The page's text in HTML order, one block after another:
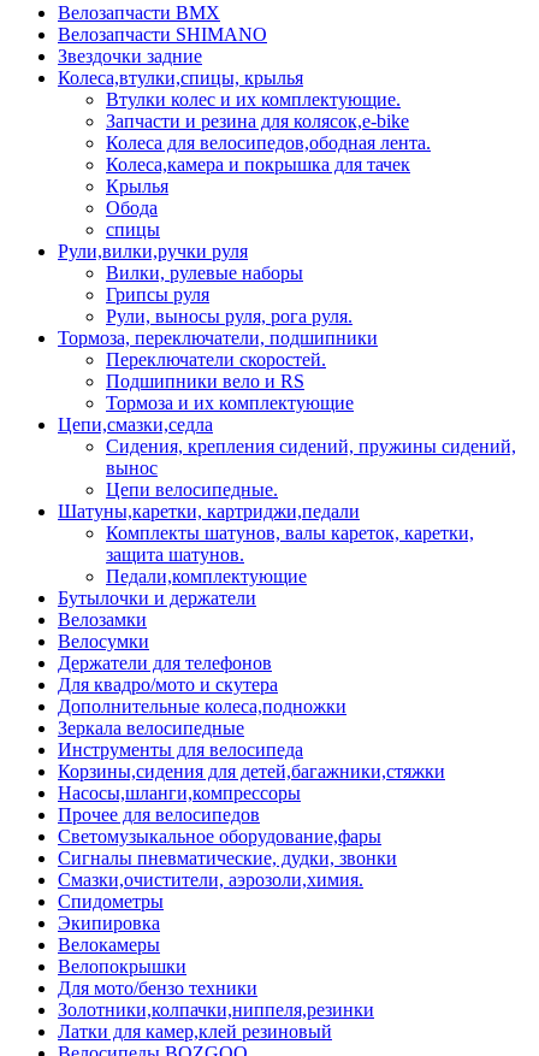
Велозапчасти BMX
Велозапчасти SHIMANO
Звездочки задние
Колеса,втулки,спицы, крылья
Втулки колес и их комплектующие.
Запчасти и резина для колясок,e-bike
Колеса для велосипедов,ободная лента.
Колеса,камера и покрышка для тачек
Крылья
Обода
спицы
Рули,вилки,ручки руля
Вилки, рулевые наборы
Грипсы руля
Рули, выносы руля, рога руля.
Тормоза, переключатели, подшипники
Переключатели скоростей.
Подшипники вело и RS
Тормоза и их комплектующие
Цепи,смазки,седла
Сидения, крепления сидений, пружины сидений,
вынос
Цепи велосипедные.
Шатуны,каретки, картриджи,педали
Комплекты шатунов, валы кареток, каретки,
защита шатунов.
Педали,комплектующие
Бутылочки и держатели
Велозамки
Велосумки
Держатели для телефонов
Для квадро/мото и скутера
Дополнительные колеса,подножки
Зеркала велосипедные
Инструменты для велосипеда
Корзины,сидения для детей,багажники,стяжки
Насосы,шланги,компрессоры
Прочее для велосипедов
Светомузыкальное оборудование,фары
Сигналы пневматические, дудки, звонки
Смазки,очистители, аэрозоли,химия.
Спидометры
Экипировка
Велокамеры
Велопокрышки
Для мото/бензо техники
Золотники,колпачки,ниппеля,резинки
Латки для камер,клей резиновый